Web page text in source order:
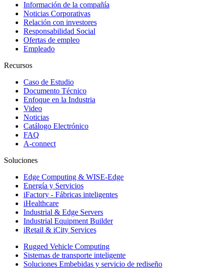
Información de la compañía
Noticias Corporativas
Relación con investores
Responsabilidad Social
Ofertas de empleo
Empleado
Recursos
Caso de Estudio
Documento Técnico
Enfoque en la Industria
Video
Noticias
Catálogo Electrónico
FAQ
A-connect
Soluciones
Edge Computing & WISE-Edge
Energía y Servicios
iFactory - Fábricas inteligentes
iHealthcare
Industrial & Edge Servers
Industrial Equipment Builder
iRetail & iCity Services
Rugged Vehicle Computing
Sistemas de transporte inteligente
Soluciones Embebidas y servicio de rediseño